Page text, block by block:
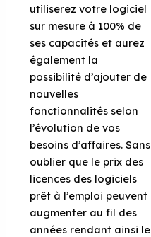
utiliserez votre logiciel
sur mesure à 100% de
ses capacités et aurez
également la
possibilité d’ajouter de
nouvelles
fonctionnalités selon
l’évolution de vos
besoins d’affaires. Sans
oublier que le prix des
licences des logiciels
prêt à l’emploi peuvent
augmenter au fil des
années rendant ainsi le